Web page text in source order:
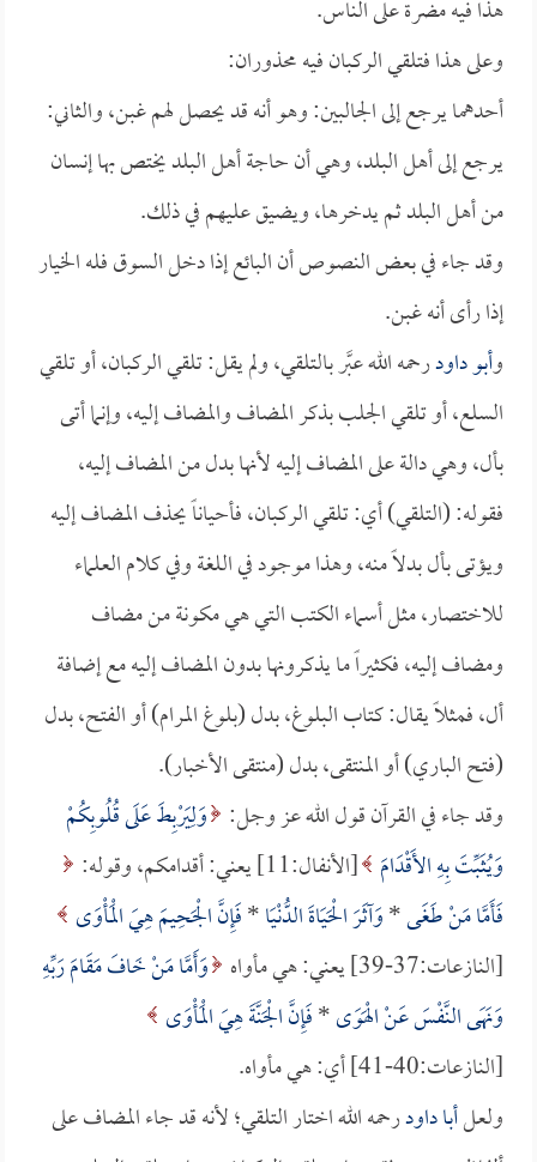
هذا فيه مضرة على الناس.
وعلى هذا فتلقي الركبان فيه محذوران:
أحدهما يرجع إلى الجالبين: وهو أنه قد يحصل لهم غبن، والثاني:
يرجع إلى أهل البلد، وهي أن حاجة أهل البلد يختص بها إنسان
من أهل البلد ثم يدخرها، ويضيق عليهم في ذلك.
وقد جاء في بعض النصوص أن البائع إذا دخل السوق فله الخيار
إذا رأى أنه غبن.
وأبو داودرحمه الله عبَّر بالتلقي، ولم يقل: تلقي الركبان، أو تلقي
السلع، أو تلقي الجلب بذكر المضاف والمضاف إليه، وإنما أتى
بأل، وهي دالة على المضاف إليه لأنها بدل من المضاف إليه،
فقوله: (التلقي) أي: تلقي الركبان، فأحياناً يحذف المضاف إليه
ويؤتى بأل بدلاً منه، وهذا موجود في اللغة وفي كلام العلماء
للاختصار، مثل أسماء الكتب التي هي مكونة من مضاف
ومضاف إليه، فكثيراً ما يذكرونها بدون المضاف إليه مع إضافة
أل، فمثلاً يقال: كتاب البلوغ، بدل (بلوغ المرام) أو الفتح، بدل
(فتح الباري) أو المنتقى، بدل (منتقى الأخبار).
وقد جاء في القرآن قول الله عز وجل: وَلِيَرْبِطَ عَلَى قُلُوبِكُمْ
وَيُثَبِّتَ بِهِ الأَقْدَامَ [الأنفال:11] يعني: أقدامكم، وقوله:
فَأَمَّا مَنْ طَغَى*وَآثَرَ الْحَيَاةَ الدُّنْيَا*فَإِنَّ الْجَحِيمَ هِيَ الْمَأْوَى
[النازعات:37-39] يعني: هي مأواه
وَأَمَّا مَنْ خَافَ مَقَامَ رَبِّهِ
وَنَهَى النَّفْسَ عَنْ الْهَوَى*فَإِنَّ الْجَنَّةَ هِيَ الْمَأْوَى
[النازعات:40-41] أي: هي مأواه.
ولعلأبا داودرحمه الله اختار التلقي؛ لأنه قد جاء المضاف على